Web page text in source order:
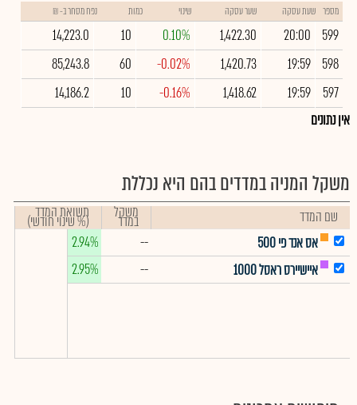
מספר שעת עסקה שער עסקה שינוי כמות נפח מסחר ב- ₪
599
20:00
1,422.30
0.10%
10
14,223.0
598
19:59
1,420.73
-0.02%
60
85,243.8
597
19:59
1,418.62
-0.16%
10
14,186.2
אין נתונים
משקל המניה במדדים בהם היא נכללת
שם המדד משקל
במדד תשואת המדד
(% שינוי חודשי)
אס אנד פי 500
--
2.94%
איישיירס ראסל 1000
--
2.95%